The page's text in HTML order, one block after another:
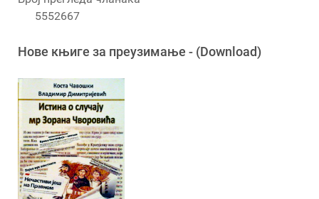
5552667
Новe књигe за преузимање - (Download)